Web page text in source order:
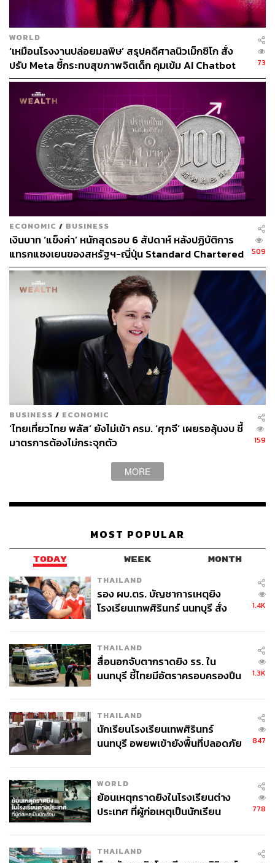
WORLD
‘เหมือนโรงงานปล่อยมลพิษ’ สรุปคดีศาลนิวเม็กซิโก สั่ง
ปรับ Meta ชี้กระทบสุขภาพจิตเด็ก คุมเข้ม AI Chatbot
73
ECONOMIC / BUSINESS
เงินบาท ‘แข็งค่า’ หนักสุดรอบ 6 สัปดาห์ หลังปฏิบัติการ
แทรกแซงเยนของสหรัฐฯ-ญี่ปุ่น Standard Chartered
เปิดเป้าสิ้นปีนี้จ่อแข็งต่อแตะ 32.50 บาทต่อดอลลาร์
509
BUSINESS / ECONOMIC
‘ไทยเที่ยวไทย พลัส’ ยังไม่เข้า ครม. ‘ศุภจี’ เผยรอลุ้นงบ ชี้
มาตรการต้องไม่กระจุกตัว
159
MORE
MOST POPULAR
TODAY WEEK MONTH
THAILAND
รอง ผบ.ตร. บัญชาการเหตุยิง
โรงเรียนเทพศิรินทร์ นนทบุรี สั่ง
1.4K
THAILAND
สื่อนอกจับตากราดยิง รร. ใน
นนทบุรี ชี้ไทยมีอัตราครอบครองปืน
1.3K
THAILAND
นักเรียนโรงเรียนเทพศิรินทร์
นนทบุรี อพยพเข้ายังพื้นที่ปลอดภัย
847
WORLD
ย้อนเหตุกราดยิงในโรงเรียนต่าง
ประเทศ ที่ผู้ก่อเหตุเป็นนักเรียน
778
THAILAND